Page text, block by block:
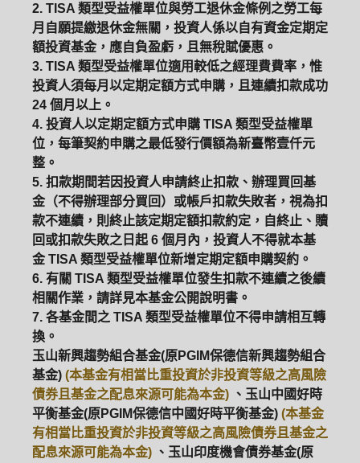
2. TISA 類型受益權單位與勞工退休金條例之勞工每
月自願提繳退休金無關，投資人係以自有資金定期定
額投資基金，應自負盈虧，且無稅賦優惠。
3. TISA 類型受益權單位適用較低之經理費費率，惟
投資人須每月以定期定額方式申購，且連續扣款成功
24 個月以上。
4. 投資人以定期定額方式申購 TISA 類型受益權單
位，每筆契約申購之最低發行價額為新臺幣壹仟元
整。
5. 扣款期間若因投資人申請終止扣款、辦理買回基
金（不得辦理部分買回）或帳戶扣款失敗者，視為扣
款不連續，則終止該定期定額扣款約定，自終止、贖
回或扣款失敗之日起 6 個月內，投資人不得就本基
金 TISA 類型受益權單位新增定期定額申購契約。
6. 有關 TISA 類型受益權單位發生扣款不連續之後續
相關作業，請詳見本基金公開說明書。
7. 各基金間之 TISA 類型受益權單位不得申請相互轉
換。
玉山新興趨勢組合基金(原PGIM保德信新興趨勢組合
基金) (本基金有相當比重投資於非投資等級之高風險
債券且基金之配息來源可能為本金) 、玉山中國好時
平衡基金(原PGIM保德信中國好時平衡基金) (本基金
有相當比重投資於非投資等級之高風險債券且基金之
配息來源可能為本金) 、玉山印度機會債券基金(原